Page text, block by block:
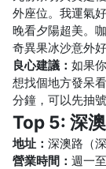
外座位。我運氣
晚看夕陽超美。
奇異果冰沙意外
良心建議： 如果
想找個地方發呆
分鐘，可以先抽
Top 5: 深
地址： 深澳路（
營業時間： 週一